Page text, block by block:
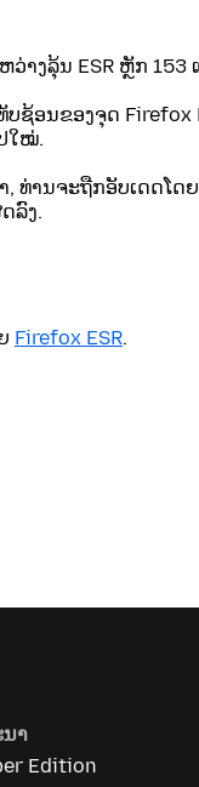
າງລຸ້ນ ESR ຫຼັກ 153
ຊ້ອນຂອງຈຸດ Firefox
ໃໝ່.
, ທ່ານຈະຖືກອັບເດດໂດ
ລົງ.
Firefox ESR.
າ
Edition